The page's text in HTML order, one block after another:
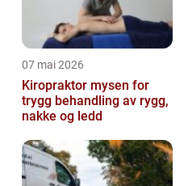
07 mai 2026
Kiropraktor mysen for
trygg behandling av rygg,
nakke og ledd